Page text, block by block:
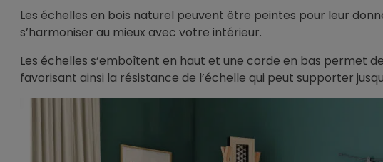
et anti-regard : 2 en 1
Protection solaire et anti-
78% de la chaleur radiante,
effet miroir inclus, pose et...
Voir l'article
double vitrage : est-ce
compatible ?
double vitrage, c'est une
question que beaucoup de
particuliers se posent avant
02/06/2026
Les échelles en bois naturel peuvent être peintes pour leur
s’harmoniser au mieux avec votre intérieur.
Les échelles s’emboîtent en haut et une corde en bas permet
favorisant ainsi la résistance de l’échelle qui peut supporter